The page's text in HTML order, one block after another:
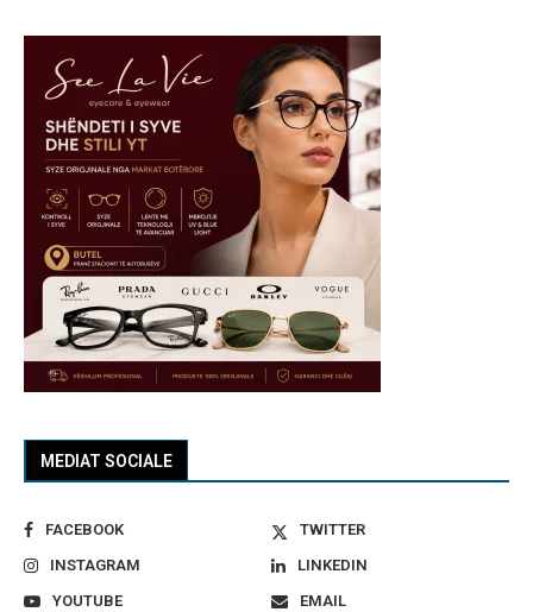
MEDIAT SOCIALE
FACEBOOK
TWITTER
INSTAGRAM
LINKEDIN
YOUTUBE
EMAIL